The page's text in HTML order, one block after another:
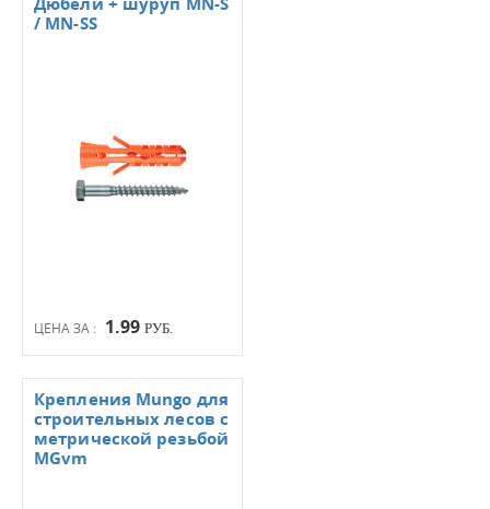
ЦЕНА ЗА : 1.99 РУБ.
/ MN-SS
Крепления Mungo для
строительных лесов с
метрической резьбой
MGvm